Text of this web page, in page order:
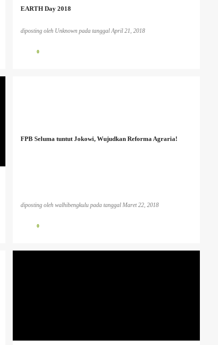
EARTH Day 2018
diposting oleh Unknown pada tanggalApril 21, 2018
0
FPB Seluma tuntut Jokowi, Wujudkan Reforma Agraria!
diposting oleh walhibengkulu pada tanggal Maret 22, 2018
0